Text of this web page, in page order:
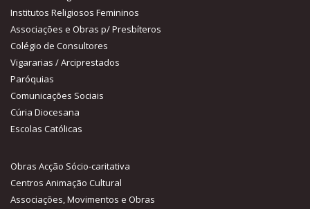
Institutos Religiosos Femininos
Associações e Obras p/ Presbíteros
Colégio de Consultores
Vigararias / Arciprestados
Paróquias
Comunicações Sociais
Cúria Diocesana
Escolas Católicas
Obras Acção Sócio-caritativa
Centros Animação Cultural
Associações, Movimentos e Obras